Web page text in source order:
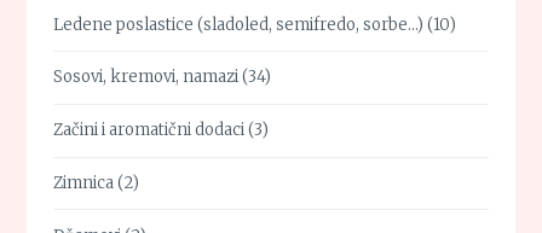
Ledene poslastice (sladoled, semifredo, sorbe…) (10)
Sosovi, kremovi, namazi(34)
Začini i aromatični dodaci(3)
Zimnica(2)